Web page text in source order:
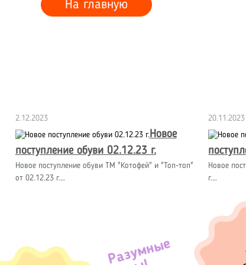
На главную
2.12.2023
Новое
поступление обуви 02.12.23 г.
Новое поступление обуви ТМ "Котофей" и "Топ-топ"
от 02.12.23 г.…
20.11.2023
Новое
г.…
Разумные